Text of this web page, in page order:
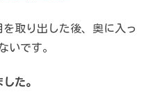
取り出した後、奥に入っ
いです。
た。